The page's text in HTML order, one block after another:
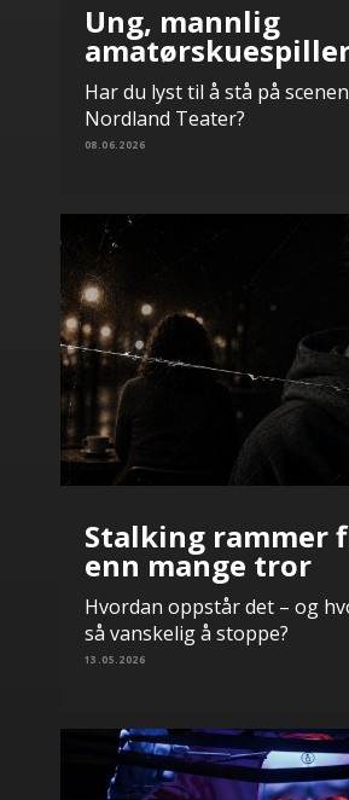
Ung, mannlig
Har du lyst til å stå på
Nordland Teater?
08.06.2026
Stalking rammer
enn mange tror
Hvordan oppstår det – og
så vanskelig å stoppe?
13.05.2026